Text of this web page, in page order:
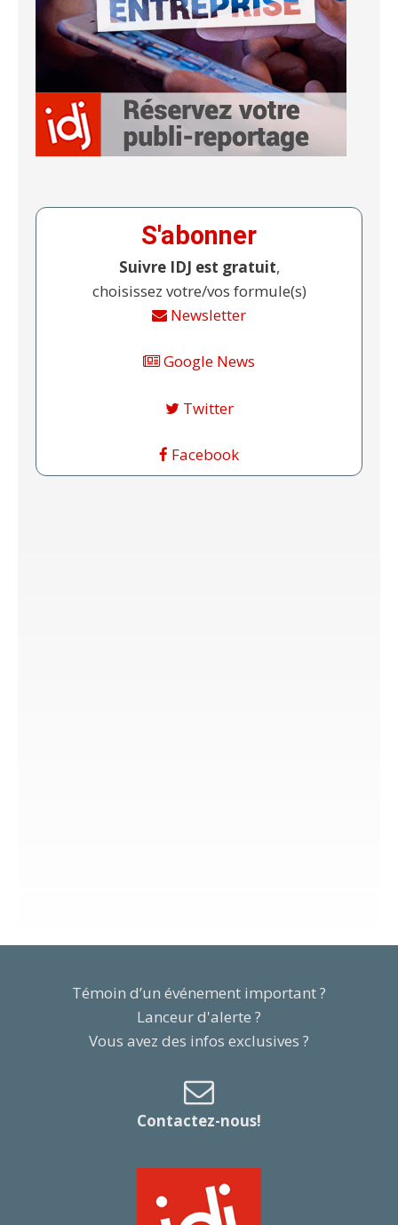
S'abonner
Suivre IDJ est gratuit,
choisissez votre/vos formule(s)
Newsletter
Google News
Twitter
Facebook
Témoin d’un événement important ?
Lanceur d'alerte ?
Vous avez des infos exclusives ?
Contactez-nous!